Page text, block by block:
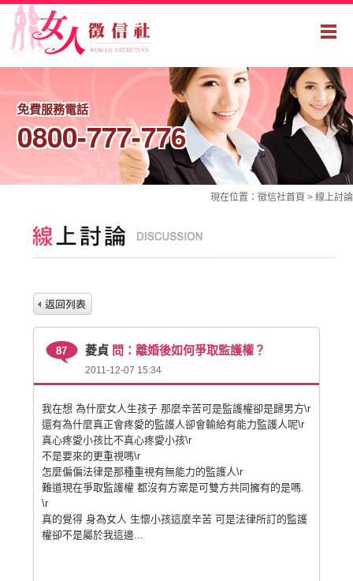
免費服務電話
0800-777-776
現在位置： 徵信社首頁 > 線上討論
87 菱貞 問：離婚後如何爭取監護權？
2011-12-07 15:34
我在想 為什麼女人生孩子 那麼辛苦可是監護權卻是歸男方\r
還有為什麼真正會疼愛的監護人卻會輸給有能力監護人呢\r
真心疼愛小孩比不真心疼愛小孩\r
不是要來的更重視嗎\r
怎麼偏偏法律是那種重視有無能力的監護人\r
難道現在爭取監護權 都沒有方案是可雙方共同擁有的是嗎.
\r
真的覺得 身為女人 生懷小孩這麼辛苦 可是法律所訂的監護
權卻不是屬於我這邊...